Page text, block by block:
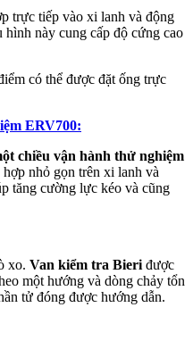
trực tiếp vào xi lanh và động
này cung cấp độ cứng cao
có thể được đặt ống trực
ERV700:
chiều vận hành thử nghiệm
nhỏ gọn trên xi lanh và
tăng cường lực kéo và cũng
xo. Van kiểm tra Bieri được
một hướng và dòng chảy tổn
tử đóng được hướng dẫn.